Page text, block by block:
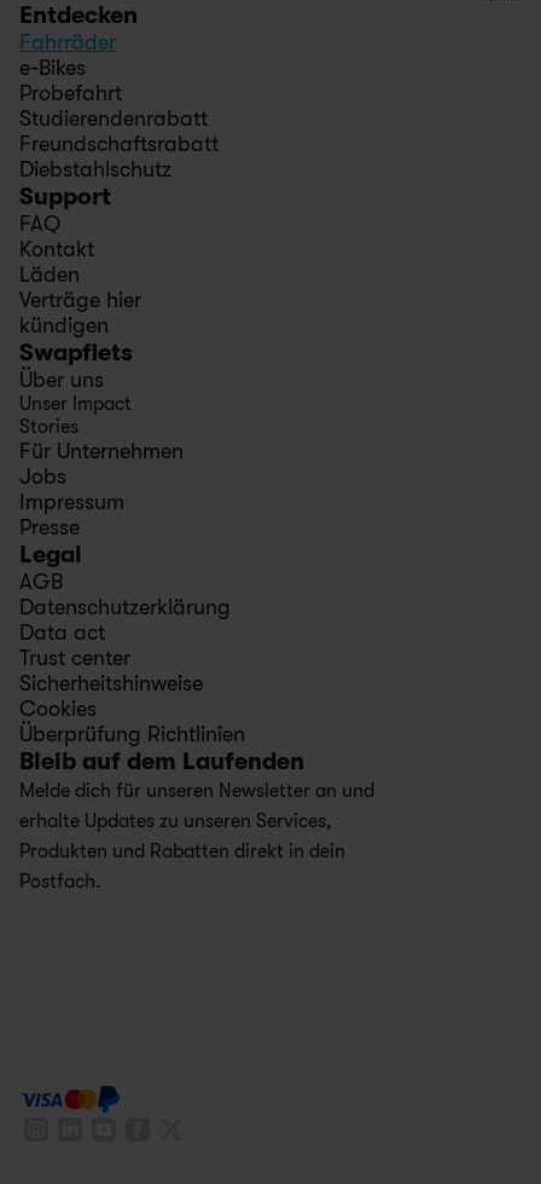
Bleib auf dem Laufenden
Melde dich für unseren Newsletter an und
erhalte Updates zu unseren Services,
Produkten und Rabatten direkt in dein
Postfach.
Entdecken
Fahrräder
e-Bikes
Probefahrt
Studierendenrabatt
Freundschaftsrabatt
Diebstahlschutz
Support
FAQ
Kontakt
Läden
Verträge hier
kündigen
Swapfiets
Über uns
Unser Impact
Stories
Für Unternehmen
Jobs
Impressum
Presse
Legal
AGB
Datenschutzerklärung
Data act
Trust center
Sicherheitshinweise
Cookies
Überprüfung Richtlinien